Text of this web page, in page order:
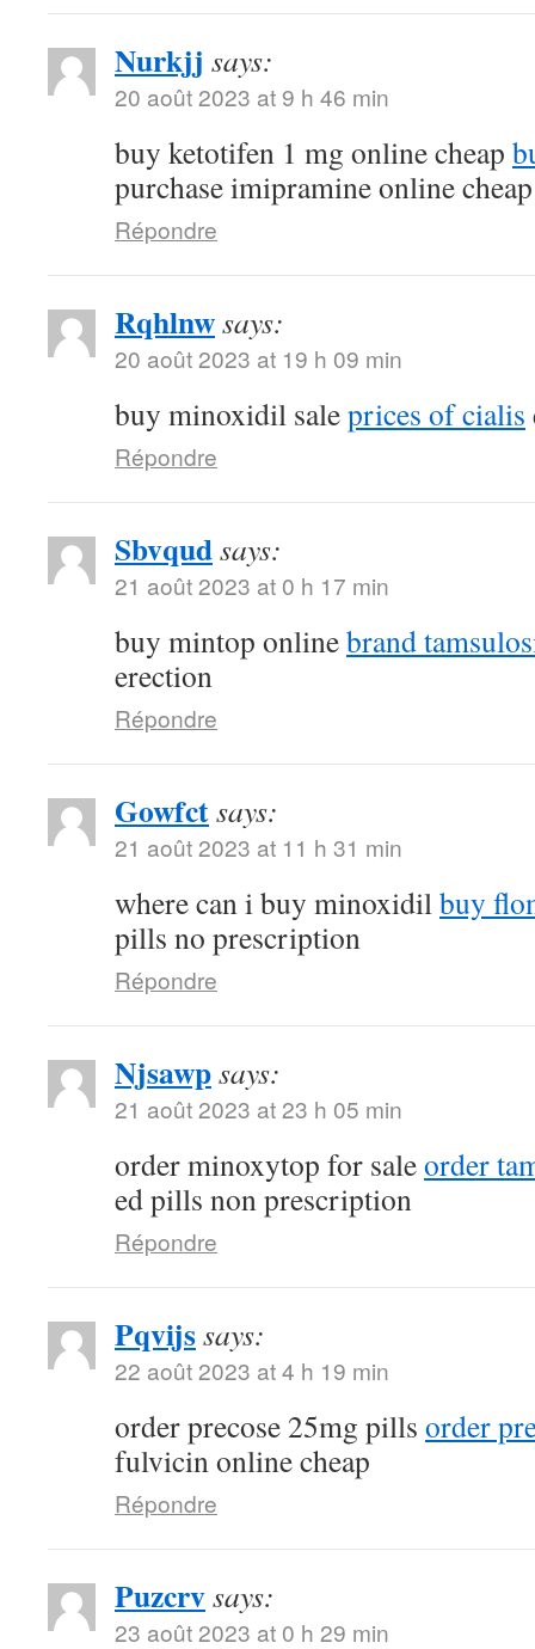
Nurkjj says:
20 août 2023 at 9 h 46 min
buy ketotifen 1 mg online cheap
purchase imipramine online cheap
Répondre
Rqhlnwsays:
20 août 2023 at 19 h 09 min
buy minoxidil saleprices of cialis
Répondre
Sbvqudsays:
21 août 2023 at 0 h 17 min
buy mintop onlinebrand
erection
Répondre
Gowfctsays:
21 août 2023 at 11 h 31 min
where can i buy minoxidilbuy
pills no prescription
Répondre
Njsawpsays:
21 août 2023 at 23 h 05 min
order minoxytop for saleorder
ed pills non prescription
Répondre
Pqvijssays:
22 août 2023 at 4 h 19 min
order precose 25mg pills order
fulvicin online cheap
Répondre
Puzcrvsays:
23 août 2023 at 0 h 29 min